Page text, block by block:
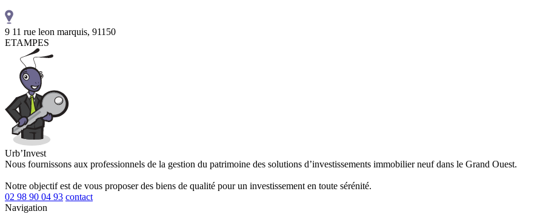
9 11 rue leon marquis, 91150
ETAMPES
Urb’Invest
Nous fournissons aux professionnels de la gestion du patrimoine des solutions d’investissements immobilier neuf dans le Grand Ouest.
Notre objectif est de vous proposer des biens de qualité pour un investissement en toute sérénité.
02 98 90 04 93 contact
Navigation